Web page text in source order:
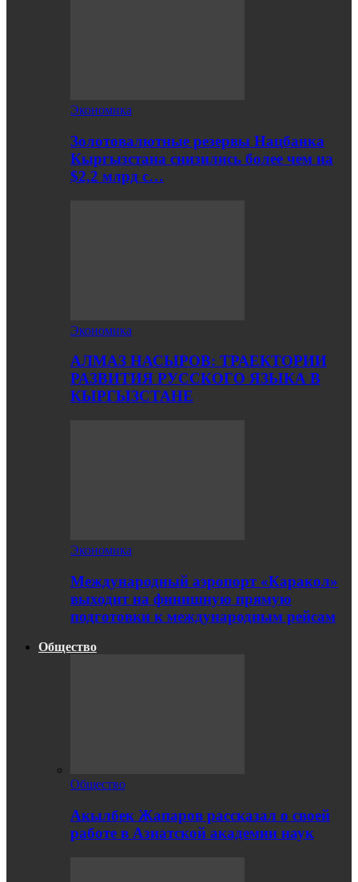
Экономика
Золотовалютные резервы Нацбанка
Кыргызстана снизились более чем на
$2,2 млрд с…
Экономика
АЛМАЗ НАСЫРОВ: ТРАЕКТОРИИ
РАЗВИТИЯ РУССКОГО ЯЗЫКА В
КЫРГЫЗСТАНЕ
Экономика
Международный аэропорт «Каракол»
выходит на финишную прямую
подготовки к международным рейсам
Общество
Общество
Акылбек Жапаров рассказал о своей
работе в Азиатской академии наук